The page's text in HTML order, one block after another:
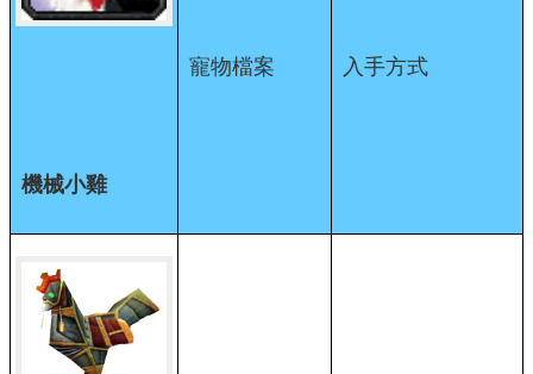
機械小雞
寵物檔案 入手方式